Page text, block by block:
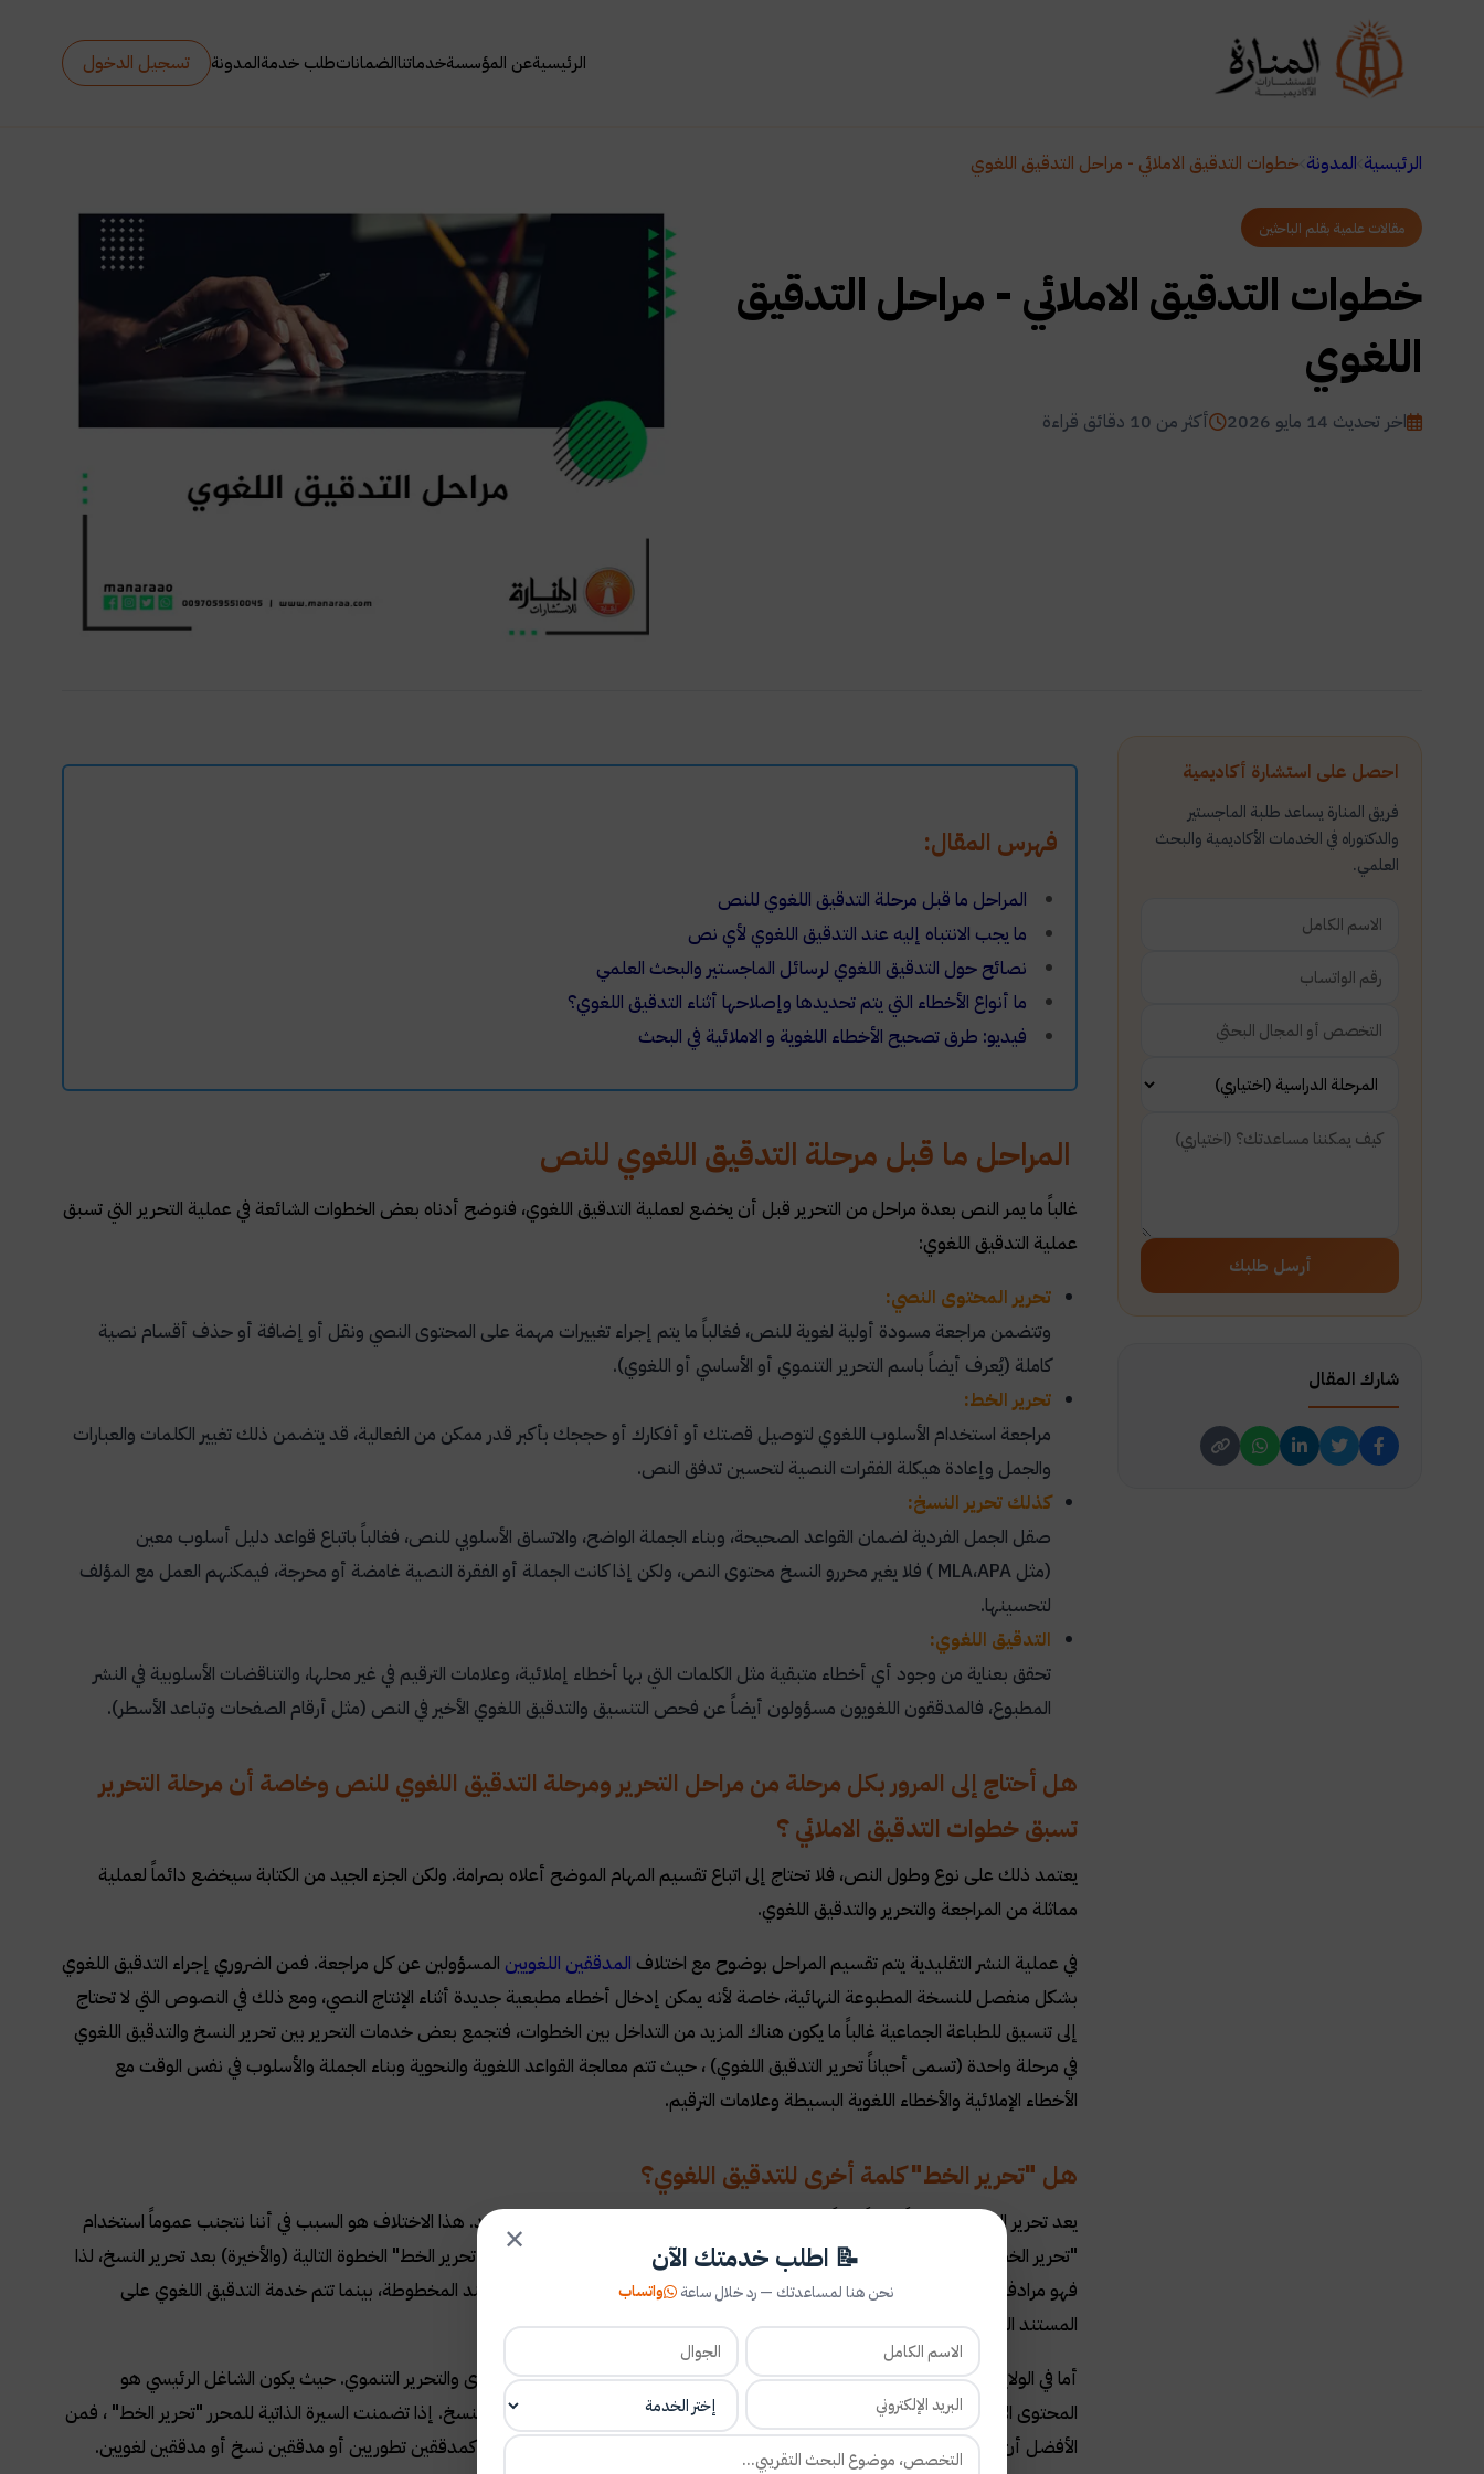
الرئيسيةعن المؤسسةخدماتناالضماناتطلب خدمةالمدونة تسجيل الدخول
الرئيسية المدونة خطوات التدقيق الاملائي - مراحل التدقيق اللغوي
مقالات علمية بقلم الباحثين
خطوات التدقيق الاملائي - مراحل التدقيق
اللغوي
اخر تحديث 14 مايو 2026 أكثر من 10 دقائق قراءة
احصل على استشارة أكاديمية
فريق المنارة يساعد طلبة الماجستير
والدكتوراه في الخدمات الأكاديمية والبحث
العلمي.
أرسل طلبك
شارك المقال
فهرس المقال:
المراحل ما قبل مرحلة التدقيق اللغوي للنص
ما يجب الانتباه إليه عند التدقيق اللغوي لأي نص
نصائح حول التدقيق اللغوي لرسائل الماجستير والبحث العلمي
ما أنواع الأخطاء التي يتم تحديدها وإصلاحها أثناء التدقيق اللغوي؟
فيديو: طرق تصحيح الأخطاء اللغوية و الاملائية في البحث
المراحل ما قبل مرحلة التدقيق اللغوي للنص
غالباً ما يمر النص بعدة مراحل من التحرير قبل أن يخضع لعملية التدقيق اللغوي، فنوضح أدناه بعض الخطوات الشائعة في عملية التحرير التي تسبق
عملية التدقيق اللغوي:
تحرير المحتوى النصي:
وتتضمن مراجعة مسودة أولية لغوية للنص، فغالباً ما يتم إجراء تغييرات مهمة على المحتوى النصي ونقل أو إضافة أو حذف أقسام نصية
كاملة (يُعرف أيضاً باسم التحرير التنموي أو الأساسي أو اللغوي).
تحرير الخط:
مراجعة استخدام الأسلوب اللغوي لتوصيل قصتك أو أفكارك أو حججك بأكبر قدر ممكن من الفعالية، قد يتضمن ذلك تغيير الكلمات والعبارات
والجمل وإعادة هيكلة الفقرات النصية لتحسين تدفق النص.
كذلك تحرير النسخ:
صقل الجمل الفردية لضمان القواعد الصحيحة، وبناء الجملة الواضح، والاتساق الأسلوبي للنص، فغالباً باتباع قواعد دليل أسلوب معين
(مثل APA،MLA ) فلا يغير محررو النسخ محتوى النص، ولكن إذا كانت الجملة أو الفقرة النصية غامضة أو محرجة، فيمكنهم العمل مع المؤلف
لتحسينها.
التدقيق اللغوي:
تحقق بعناية من وجود أي أخطاء متبقية مثل الكلمات التي بها أخطاء إملائية، وعلامات الترقيم في غير محلها، والتناقضات الأسلوبية في النشر
المطبوع، فالمدققون اللغويون مسؤولون أيضاً عن فحص التنسيق والتدقيق اللغوي الأخير في النص (مثل أرقام الصفحات وتباعد الأسطر).
هل أحتاج إلى المرور بكل مرحلة من مراحل التحرير ومرحلة التدقيق اللغوي للنص وخاصة أن مرحلة التحرير
تسبق خطوات التدقيق الاملائي ؟
يعتمد ذلك على نوع وطول النص، فلا تحتاج إلى اتباع تقسيم المهام الموضح أعلاه بصرامة. ولكن الجزء الجيد من الكتابة سيخضع دائماً لعملية
مماثلة من المراجعة والتحرير والتدقيق اللغوي.
في عملية النشر التقليدية يتم تقسيم المراحل بوضوح مع اختلاف المدققين اللغويين المسؤولين عن كل مراجعة. فمن الضروري إجراء التدقيق اللغوي
بشكل منفصل للنسخة المطبوعة النهائية، خاصة لأنه يمكن إدخال أخطاء مطبعية جديدة أثناء الإنتاج النصي، ومع ذلك في النصوص التي لا تحتاج
إلى تنسيق للطباعة الجماعية غالباً ما يكون هناك المزيد من التداخل بين الخطوات، فتجمع بعض خدمات التحرير بين تحرير النسخ والتدقيق اللغوي
في مرحلة واحدة (تسمى أحياناً تحرير التدقيق اللغوي) ، حيث تتم معالجة القواعد اللغوية والنحوية وبناء الجملة والأسلوب في نفس الوقت مع
الأخطاء الإملائية والأخطاء اللغوية البسيطة وعلامات الترقيم.
هل "تحرير الخط" كلمة أخرى للتدقيق اللغوي؟
يعد تحرير الخط مصطلحاً محيراً نظراً لأن معناه يعتمد على ما إذا كنت في أي دولة أو بلد. هذا الاختلاف هو السبب في أننا نتجنب عموماً استخدام
"تحرير الخط" في تعريفات خدمات التحرير، فعلى سبيل المثال في المملكة المتحدة يعد "تحرير الخط" الخطوة التالية (والأخيرة) بعد تحرير النسخ، لذا
فهو مرادف إلى حد ما للتدقيق اللغوي، فالفرق هو أن تحرير الخط يتم إجراؤه على مستند المخطوطة، بينما تتم خدمة التدقيق اللغوي على
المستند النهائي(PDF)للكتب المطبوعة.
أما في الولايات المتحدة وكندا يُستخدم تحرير الخط أحياناً لوصف مزيج بين تحرير المحتوى والتحرير التنموي. حيث يكون الشاغل الرئيسي هو
المحتوى الإبداعي والأسلوب. في أحيان أخرى يصف نسخة أكثر تفصيلاً قليلاً من تحرير النسخ. إذا تضمنت السيرة الذاتية للمحرر "تحرير الخط" ، فمن
الأفضل أن توضح لهم بشكل مباشر ما يقصدونه، فغالباً ما يتم تصنيف جميع المدققين كمدققين تطوريين أو مدققين نسخ أو مدققين لغويين.
✕
📝 اطلب خدمتك الآن
نحن هنا لمساعدتك — رد خلال ساعة واتساب